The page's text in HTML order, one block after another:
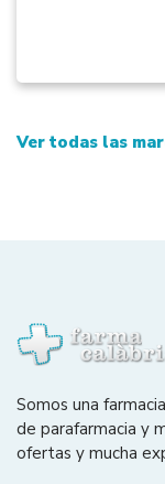
Ver todas las
Somos una
de parafarmacia y
ofertas y mucha